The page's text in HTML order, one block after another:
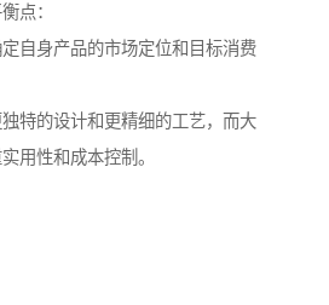
点：
自身产品的市场定位和目标消费
特的设计和更精细的工艺，而大
用性和成本控制。